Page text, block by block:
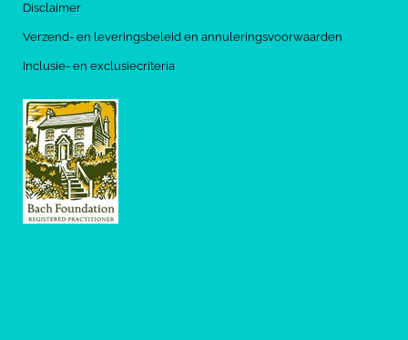
Disclaimer
Verzend- en leveringsbeleid en annuleringsvoorwaarden
Inclusie- en exclusiecriteria